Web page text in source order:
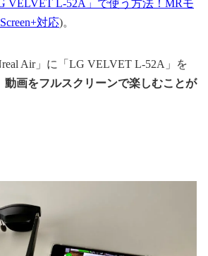
VELVET L-52A」で使う方法！MRモ
対応)。
Air」に「LG VELVET L-52A」を
動画をフルスクリーンで楽しむことが